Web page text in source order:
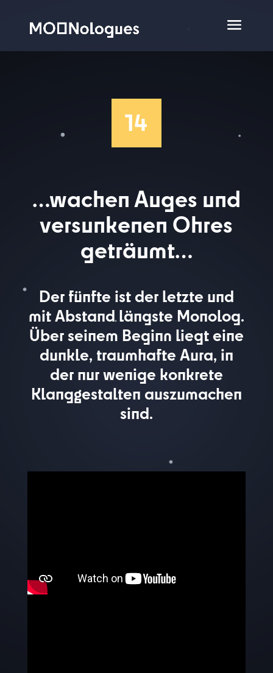
14
…wachen Auges und
versunkenen Ohres
geträumt…
Der fünfte ist der letzte und
mit Abstand längste Monolog.
Über seinem Beginn liegt eine
dunkle, traumhafte Aura, in
der nur wenige konkrete
Klanggestalten auszumachen
sind.